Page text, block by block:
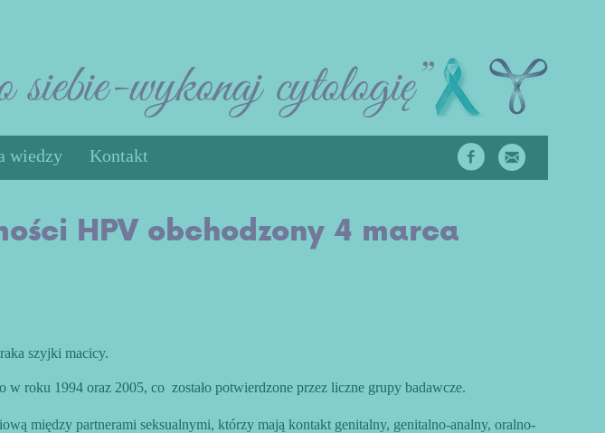
wiedzy
Rak jajnika
Kontakt
HPV obchodzony 4 marca
szyjki macicy.
roku 1994 oraz 2005, co zostało potwierdzone przez liczne grupy badawcze.
między partnerami seksualnymi, którzy mają kontakt genitalny, genitalno-analny, oralno-